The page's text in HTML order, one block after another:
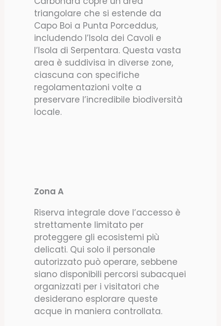
triangolare che si estende da
Capo Boi a Punta Porceddus,
includendo l’Isola dei Cavoli e
l’Isola di Serpentara. Questa vasta
area è suddivisa in diverse zone,
ciascuna con specifiche
regolamentazioni volte a
preservare l’incredibile biodiversità
locale.
Zona A
Riserva integrale dove l’accesso è
strettamente limitato per
proteggere gli ecosistemi più
delicati. Qui solo il personale
autorizzato può operare, sebbene
siano disponibili percorsi subacquei
organizzati per i visitatori che
desiderano esplorare queste
acque in maniera controllata.